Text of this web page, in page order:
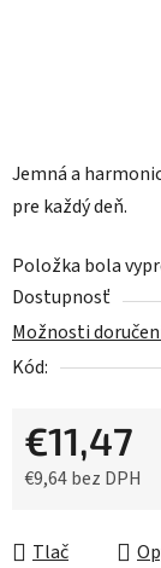
Jemná a
pre každý deň.
Položka bola
Dostupnosť
Možnosti
Kód:
€11,47
€9,64 bez DPH
Tlač